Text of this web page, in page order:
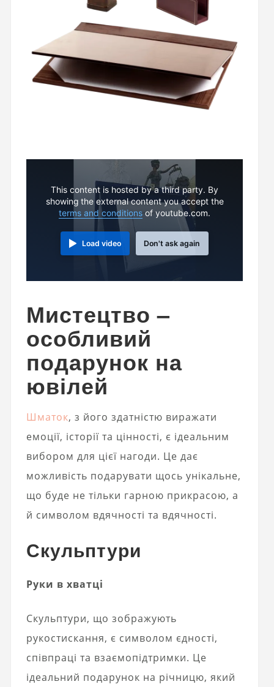
This content is hosted by a third party. By
showing the external content you accept the
terms and conditions of youtube.com.
Load video Don't ask again
Мистецтво –
особливий
подарунок на
ювілей
Шматок, з його здатністю виражати
емоції, історії та цінності, є ідеальним
вибором для цієї нагоди. Це дає
можливість подарувати щось унікальне,
що буде не тільки гарною прикрасою, а
й символом вдячності та вдячності.
Скульптури
Руки в хватці
Скульптури, що зображують
рукостискання, є символом єдності,
співпраці та взаємопідтримки. Це
ідеальний подарунок на річницю, який